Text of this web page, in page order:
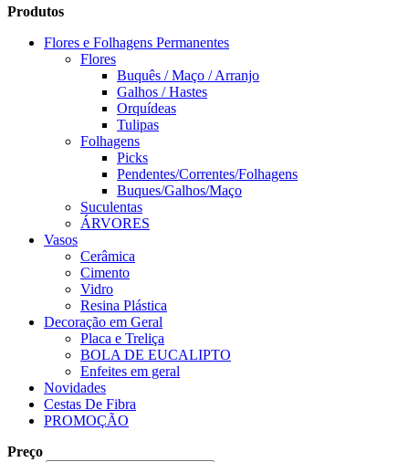
Produtos
Flores e Folhagens Permanentes
Flores
Buquês / Maço / Arranjo
Galhos / Hastes
Orquídeas
Tulipas
Folhagens
Picks
Pendentes/Correntes/Folhagens
Buques/Galhos/Maço
Suculentas
ÁRVORES
Vasos
Cerâmica
Cimento
Vidro
Resina Plástica
Decoração em Geral
Placa e Treliça
BOLA DE EUCALIPTO
Enfeites em geral
Novidades
Cestas De Fibra
PROMOÇÃO
Preço